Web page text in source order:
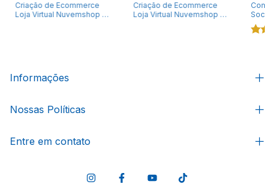
Criação de Ecommerce
Loja Virtual Nuvemshop -
Criação de Ecommerce
Loja Virtual Nuvemshop -
Informações
Nossas Políticas
Entre em contato